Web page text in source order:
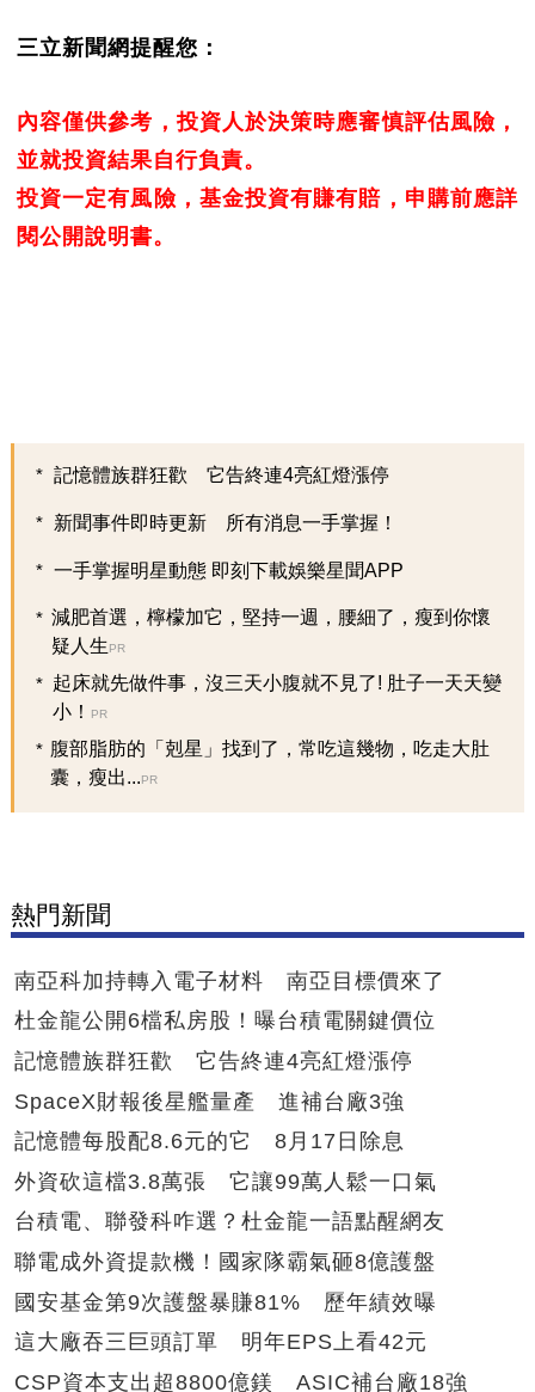
三立新聞網提醒您：
內容僅供參考，投資人於決策時應審慎評估風險，
並就投資結果自行負責。
投資一定有風險，基金投資有賺有賠，申購前應詳
閱公開說明書。
記憶體族群狂歡 它告終連4亮紅燈漲停
新聞事件即時更新 所有消息一手掌握！
一手掌握明星動態 即刻下載娛樂星聞APP
減肥首選，檸檬加它，堅持一週，腰細了，瘦到你懷
疑人生PR
起床就先做件事，沒三天小腹就不見了! 肚子一天天變
小！
PR
腹部脂肪的「剋星」找到了，常吃這幾物，吃走大肚
囊，瘦出...PR
熱門新聞
南亞科加持轉入電子材料 南亞目標價來了
杜金龍公開6檔私房股！曝台積電關鍵價位
記憶體族群狂歡 它告終連4亮紅燈漲停
SpaceX財報後星艦量產 進補台廠3強
記憶體每股配8.6元的它 8月17日除息
外資砍這檔3.8萬張 它讓99萬人鬆一口氣
台積電、聯發科咋選？杜金龍一語點醒網友
聯電成外資提款機！國家隊霸氣砸8億護盤
國安基金第9次護盤暴賺81% 歷年績效曝
這大廠吞三巨頭訂單 明年EPS上看42元
CSP資本支出超8800億鎂 ASIC補台廠18強